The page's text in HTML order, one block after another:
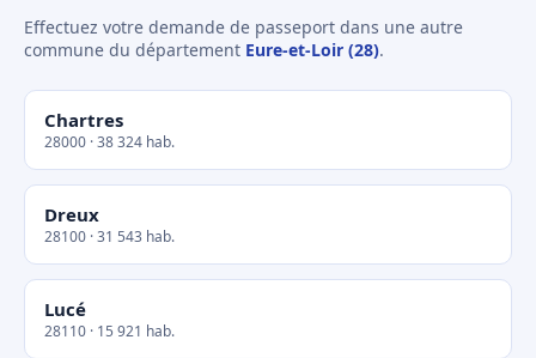
Effectuez votre demande de passeport dans une autre
commune du département Eure-et-Loir (28).
Chartres
28000 · 38 324 hab.
Dreux
28100 · 31 543 hab.
Lucé
28110 · 15 921 hab.